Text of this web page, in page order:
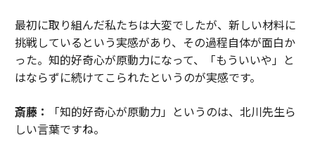
最初に取り組んだ私たちは大変でしたが、新しい材料に
挑戦しているという実感があり、その過程自体が面白か
った。知的好奇心が原動力になって、「もういいや」と
はならずに続けてこられたというのが実感です。
斎藤：
「知的好奇心が原動力」というのは、北川先生ら
しい言葉ですね。